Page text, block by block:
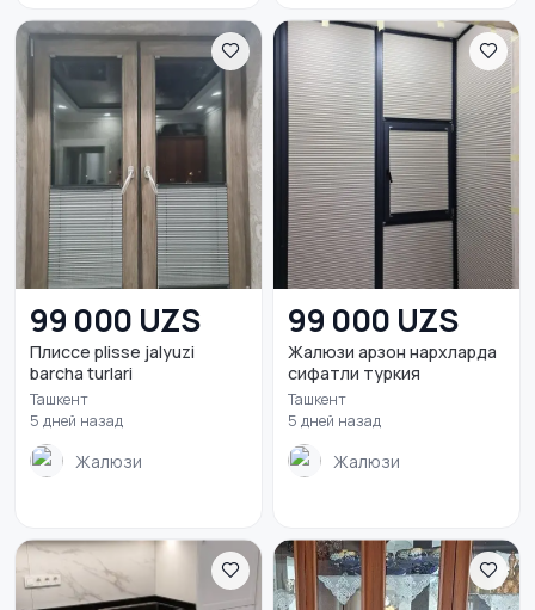
99 000 UZS
Плиссе plisse jalyuzi
barcha turlari
Ташкент
5 дней назад
Жалюзи
99 000 UZS
Жалюзи арзон нархларда
сифатли туркия
Ташкент
5 дней назад
Жалюзи